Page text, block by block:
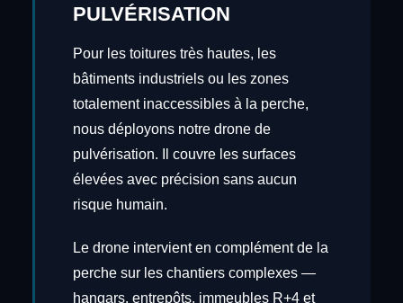
PULVÉRISATION
Pour les toitures très hautes, les
bâtiments industriels ou les zones
totalement inaccessibles à la perche,
nous déployons notre drone de
pulvérisation. Il couvre les surfaces
élevées avec précision sans aucun
risque humain.
Le drone intervient en complément de la
perche sur les chantiers complexes —
hangars, entrepôts, immeubles R+4 et